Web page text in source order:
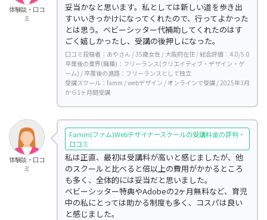
体験談・口コ
ミ
妥当かなと思います。私としては新しい道を歩き出
すいいきっかけになってくれたので、行ってよかった
とは思う。ベビーシッター代補助してくれたのはす
ごく嬉しかったし、受講の後押しになった。
口コミ投稿者：あやさん / 35歳女性 / 大阪府在住 / 総合評価：4.0/5.0
卒業後の業界(職種)：フリーランス(クリエイティブ・デザイン・ゲ
ーム) / 卒業後の進路：フリーランスとして独立
受講スクール：famm / webデザイン / オンラインで受講 / 2025年3月
から1ヶ月間受講
体験談・口コ
ミ
Famm(ファム)Webデザイナースクールの受講料金の評判・
口コミ
私は正直、最初は受講料が高いと感じましたが、他
のスクールと比べると倍以上の費用がかかるところ
も多く、全体的には妥当だと思いました。
ベビーシッター特典やAdobeの2ヶ月無料など、育児
中の私にとっては助かる制度も多く、コスパは良い
と感じました。